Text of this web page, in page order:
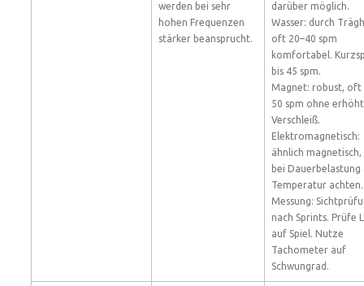
werden bei sehr
hohen Frequenzen
stärker beansprucht.
darüber möglich.
Wasser: durch
oft 20–40 spm
komfortabel.
bis 45 spm.
Magnet: robust, oft
50 spm ohne
Verschleiß.
Elektromagnetisch:
ähnlich magnetisch,
bei Dauerbelastung
Temperatur achten.
Messung:
nach Sprints. Prüfe
auf Spiel. Nutze
Tachometer auf
Schwungrad.